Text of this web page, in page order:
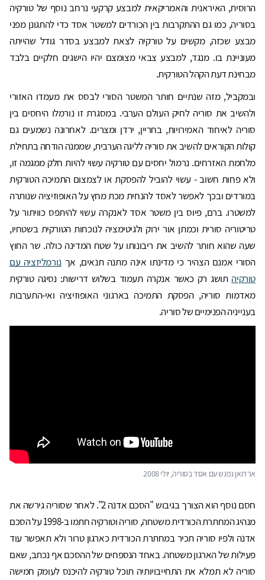
הרוסית, האיראנית והאמריקאית למבצע קרקעי נרחב נוסף של טורקיה
בסוריה, כמו גם ההתקרבות בין הכורדים למשטר אסד כדי להתגונן מפני
מבצע שכזה, מקשים על טורקיה לצאת למבצע בסדר גודל שהייתה
מעוניינת בו. מנגד, למבצע צבאי מצומצם יהיו הישגים חלקיים בלבד
מבחינת דעת הקהל הטורקית.
ובמקביל, מזה שנתיים חותר המשטר הסורי לבסס את מעמדו האזורי
ולהשיב את סוריה לחיק העולם הערבי. במסגרת זו נורמלו היחסים בין
סוריה לאיחוד האמירויות, בחריין, ירדן ומצרים. לאחרונה נשמעים גם
קולות הקוראים להשיב את סוריה לליגה הערבית, שממנה הודחה בתחילת
מלחמת האזרחים. נרמול יחסים עם טורקיה עשוי להיות חלק ממגמה זו,
ולא פחות חשוב - עשוי להוביל להפסקת או לצמצום התמיכה הטורקית
במורדים ובכך לאפשר לאסד להנחית מכת מחץ על האופוזיציה שנותרה
למשטרו. ברם, פיוס בין משטר אסד לאנקרה עשוי להיתפס כוויתור על
טריטוריה סורית וכמתן אור ירוק ולגיטימציה לנוכחות הטורקית בשטחיו,
שעה שהוא חותר להשיב את ריבונותו על שטח המדינה כולה. שר החוץ
הסורי אמנם הצהיר כי מדינתו אינה מתנה תנאים, אך נורמליזציה עם
טורקיה תושג רק כאשר אנקרה תעמוד בשלוש דרישות: נסיגה טורקית
מאדמות סוריה, הפסקת התמיכה בארגוני האופוזיציה ואי-התערבות
בענייניה הפנימיים של סוריה.
ארדואן נפגש עם אסד בסוריה, יולי 2008
חסם נוסף הוא הצורך בגיבוש "הסכם אדנה 2". לאחר שסוריה גירשה את
מנהיג המחתרת הכורדית משטחה, סוריה וטורקיה חתמו ב-1998 על הסכם
אדנה ולפיו סוריה תכיר במחתרת הכורדית כארגון טרור ולא תאפשר עוד
פעילות של הארגון משטחה. באחד הנספחים של ההסכם אף נכתב, שאם
סוריה לא תמלא את התחייבויותיה תוכל טורקיה להיכנס לעומק חמישה